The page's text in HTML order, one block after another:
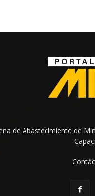
de Abastecimiento de